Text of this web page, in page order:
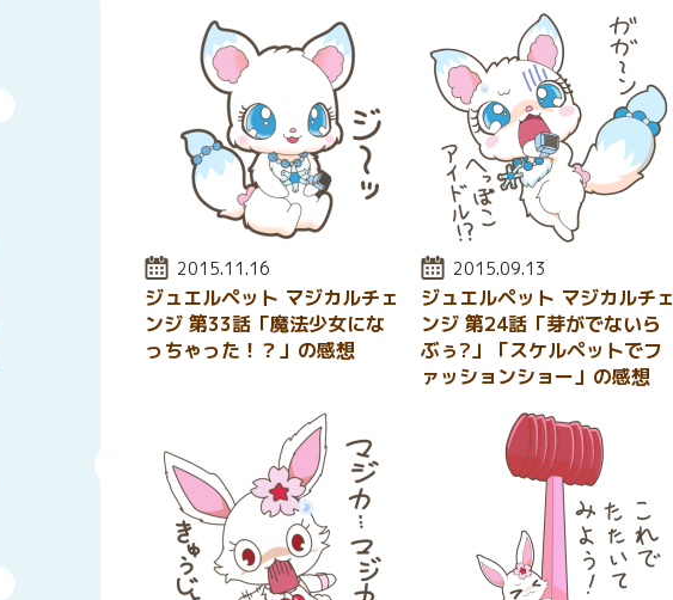
投稿日:
2015.11.16
ジュエルペット マジカルチェ
ンジ 第33話「魔法少女にな
っちゃった！？」の感想
投稿日:
2015.09.13
ジュエルペット マジカルチェ
ンジ 第24話「芽がでないら
ぶぅ?」「スケルペットでフ
ァッションショー」の感想